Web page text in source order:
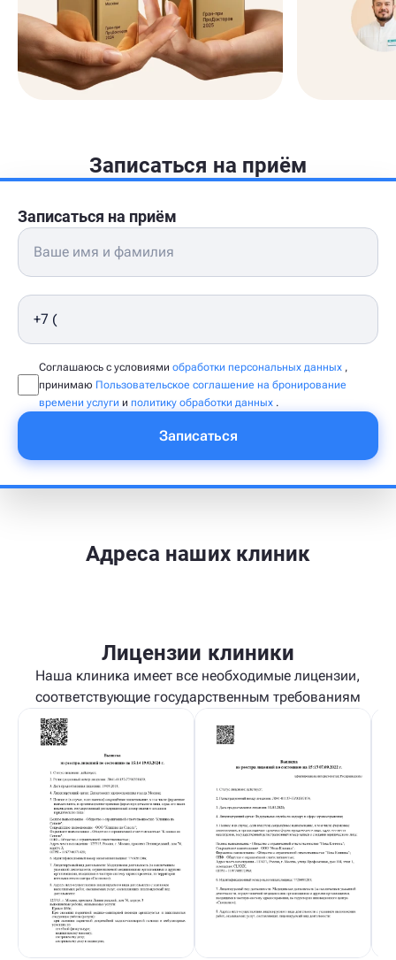
Записаться на приём
Записаться на приём
Соглашаюсь с условиями обработки персональных данных ,
принимаю Пользовательское соглашение на бронирование
времени услуги и политику обработки данных .
Записаться
Адреса наших клиник
Лицензии клиники
Наша клиника имеет все необходимые лицензии,
соответствующие государственным требованиям